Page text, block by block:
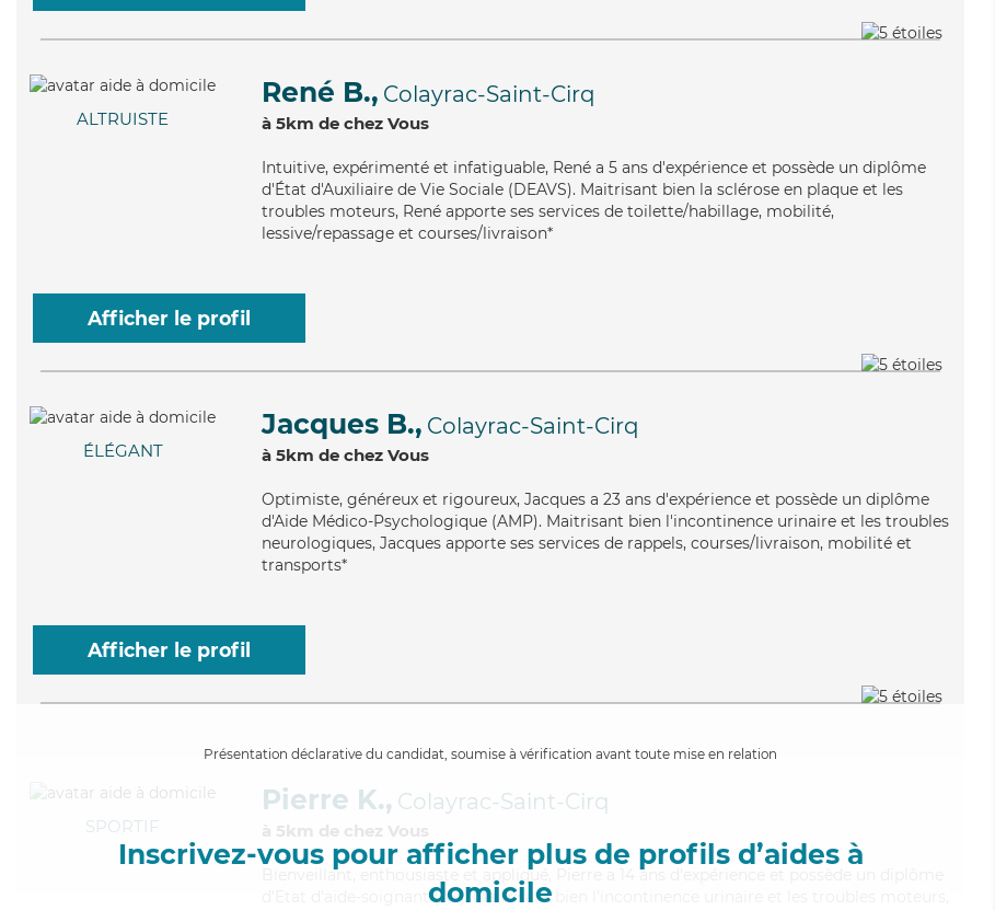
ALTRUISTE
René B., Colayrac-Saint-Cirq
à 5km de chez Vous
Intuitive, expérimenté et infatiguable, René a 5 ans d'expérience et possède un diplôme
d'État d'Auxiliaire de Vie Sociale (DEAVS). Maitrisant bien la sclérose en plaque et les
troubles moteurs, René apporte ses services de toilette/habillage, mobilité,
lessive/repassage et courses/livraison*
Afficher le profil
ÉLÉGANT
Jacques B., Colayrac-Saint-Cirq
à 5km de chez Vous
Optimiste, généreux et rigoureux, Jacques a 23 ans d'expérience et possède un diplôme
d'Aide Médico-Psychologique (AMP). Maitrisant bien l'incontinence urinaire et les troubles
neurologiques, Jacques apporte ses services de rappels, courses/livraison, mobilité et
transports*
Afficher le profil
Présentation déclarative du candidat, soumise à vérification avant toute mise en relation
Inscrivez-vous pour afficher plus de profils d’aides à
domicile
SPORTIF
Pierre K., Colayrac-Saint-Cirq
à 5km de chez Vous
Bienveillant
, enthousiaste et appliqué, Pierre a 14 ans d'expérience et possède un diplôme
d'Etat d'aide-soignant (AS). Maitrisant bien l'incontinence urinaire et les troubles moteurs,